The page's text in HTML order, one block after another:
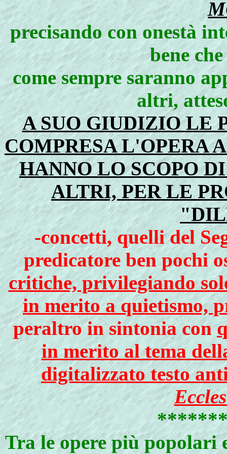
precisando con onestà
bene
come sempre saranno
altri,
A SUO GIUDIZIO LE
COMPRESA L'OPERA
HANNO LO SCOPO
ALTRI, PER LE
-concetti, quelli del
predicatore ben pochi
critiche, privilegiando
in merito a quietismo,
peraltro in sintonia con
in merito al tema
digitalizzato testo
Tra le opere più popolari